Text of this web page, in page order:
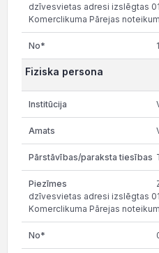
dzīvesvietas adresi izslēgtas
Komerclikuma Pārejas
Fiziska persona
dzīvesvietas adresi izslēgtas
Komerclikuma Pārejas